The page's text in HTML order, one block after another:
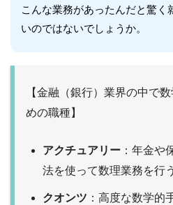
こんな業務があったんだと驚く
いのではないでしょうか。
【金融（銀行）業界の中で
めの職種】
アクチュアリー ：年金や
法を使って数理業務を行
クオンツ ：高度な数学的